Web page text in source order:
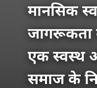
मानसिक
जागरूकता
एक स्वस्थ
समाज के